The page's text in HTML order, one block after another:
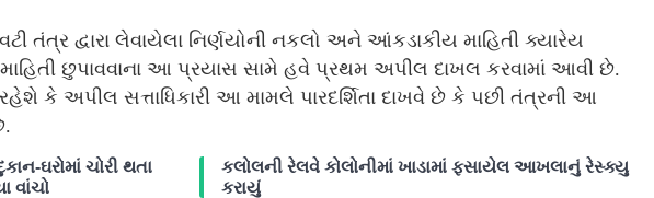
તંત્ર દ્વારા લેવાયેલા નિર્ણયોની નકલો અને આંકડાકીય માહિતી ક્યારેય
માહિતી છુપાવવાના આ પ્રયાસ સામે હવે પ્રથમ અપીલ દાખલ કરવામાં આવી છે.
કે અપીલ સત્તાધિકારી આ મામલે પારદર્શિતા દાખવે છે કે પછી તંત્રની આ
ઘરોમાં ચોરી થતા
વાંચો
કલોલની રેલવે કોલોનીમાં ખાડામાં ફસાયેલ આખલાનું રેસ્ક્યુ
કરાયું